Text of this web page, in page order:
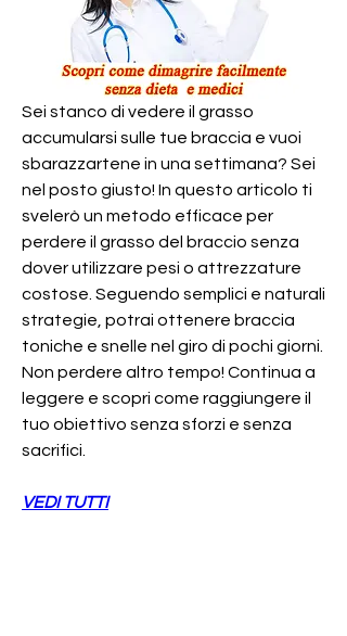
Sei stanco di vedere il grasso
accumularsi sulle tue braccia e vuoi
sbarazzartene in una settimana? Sei
nel posto giusto! In questo articolo ti
svelerò un metodo efficace per
perdere il grasso del braccio senza
dover utilizzare pesi o attrezzature
costose. Seguendo semplici e naturali
strategie, potrai ottenere braccia
toniche e snelle nel giro di pochi giorni.
Non perdere altro tempo! Continua a
leggere e scopri come raggiungere il
tuo obiettivo senza sforzi e senza
sacrifici.
VEDI TUTTI